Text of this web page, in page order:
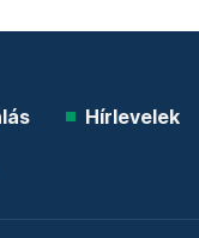
Hírlevelek